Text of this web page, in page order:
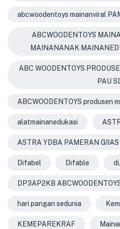
abcwoodentoys mainanviral
ABCWOODENTOYS
MAINANANAK
ABC WOODENTOYS
PAU
ABCWOODENTOYS produsen
alatmainanedukasi
ASTRA YDBA PAMERAN
Difabel Difable
DP3AP2KB
hari pangan sedunia
KEMEPAREKRAF